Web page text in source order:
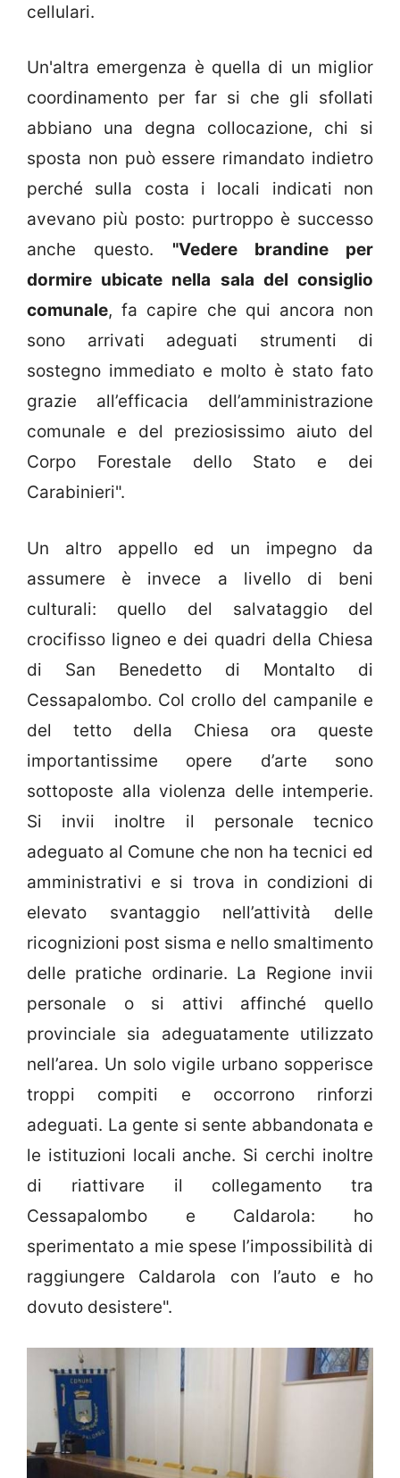
cellulari.
Un'altra emergenza è quella di un miglior
coordinamento per far si che gli sfollati
abbiano una degna collocazione, chi si
sposta non può essere rimandato indietro
perché sulla costa i locali indicati non
avevano più posto: purtroppo è successo
anche questo. "Vedere brandine per
dormire ubicate nella sala del consiglio
comunale, fa capire che qui ancora non
sono arrivati adeguati strumenti di
sostegno immediato e molto è stato fato
grazie all’efficacia dell’amministrazione
comunale e del preziosissimo aiuto del
Corpo Forestale dello Stato e dei
Carabinieri".
Un altro appello ed un impegno da
assumere è invece a livello di beni
culturali: quello del salvataggio del
crocifisso ligneo e dei quadri della Chiesa
di San Benedetto di Montalto di
Cessapalombo. Col crollo del campanile e
del tetto della Chiesa ora queste
importantissime opere d’arte sono
sottoposte alla violenza delle intemperie.
Si invii inoltre il personale tecnico
adeguato al Comune che non ha tecnici ed
amministrativi e si trova in condizioni di
elevato svantaggio nell’attività delle
ricognizioni post sisma e nello smaltimento
delle pratiche ordinarie. La Regione invii
personale o si attivi affinché quello
provinciale sia adeguatamente utilizzato
nell’area. Un solo vigile urbano sopperisce
troppi compiti e occorrono rinforzi
adeguati. La gente si sente abbandonata e
le istituzioni locali anche. Si cerchi inoltre
di riattivare il collegamento tra
Cessapalombo e Caldarola: ho
sperimentato a mie spese l’impossibilità di
raggiungere Caldarola con l’auto e ho
dovuto desistere".